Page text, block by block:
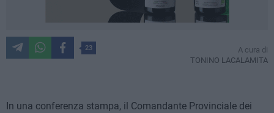
23
A cura di
TONINO LACALAMITA
In una conferenza stampa, il Comandante Provinciale dei